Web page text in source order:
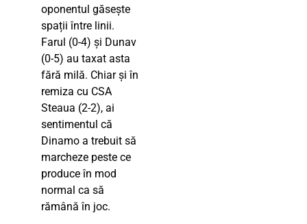
oponentul găsește
spații între linii.
Farul (0-4) și Dunav
(0-5) au taxat asta
fără milă. Chiar și în
remiza cu CSA
Steaua (2-2), ai
sentimentul că
Dinamo a trebuit să
marcheze peste ce
produce în mod
normal ca să
rămână în joc.